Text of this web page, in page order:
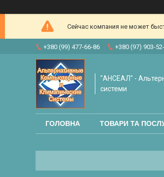
Сейчас компания не может
+380 (99) 477-66-86 +380 (97) 903-
"АНСЕАЛ" -
системи
ГОЛОВНА ТОВАРИ ТА